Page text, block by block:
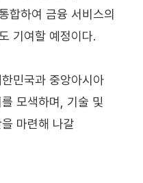
합하여 금융 서비스의
기여할 예정이다.
민국과 중앙아시아
모색하며, 기술 및
마련해 나갈